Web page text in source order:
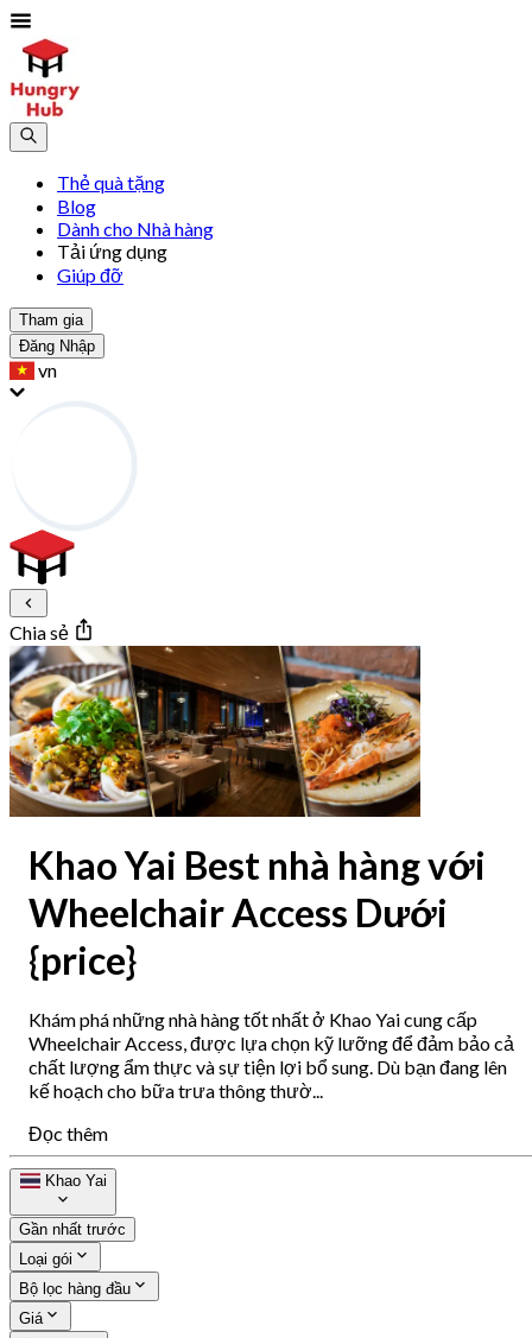
Thẻ quà tặng
Blog
Dành cho Nhà hàng
Tải ứng dụng
Giúp đỡ
Tham gia
Đăng Nhập
vn
Chia sẻ
Khao Yai Best nhà hàng với
Wheelchair Access Dưới
{price}
Khám phá những nhà hàng tốt nhất ở Khao Yai cung cấp
Wheelchair Access, được lựa chọn kỹ lưỡng để đảm bảo cả
chất lượng ẩm thực và sự tiện lợi bổ sung. Dù bạn đang lên
kế hoạch cho bữa trưa thông thườ...
Đọc thêm
Khao Yai
Gần nhất trước
Loại gói
Bộ lọc hàng đầu
Giá